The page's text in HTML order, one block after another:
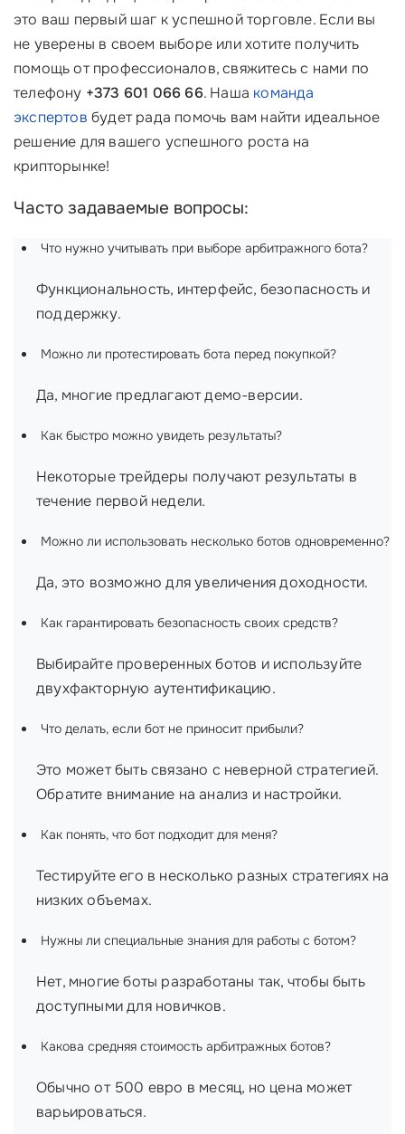
это ваш первый шаг к успешной торговле. Если вы
не уверены в своем выборе или хотите получить
помощь от профессионалов, свяжитесь с нами по
телефону +373 601 066 66. Наша команда
экспертов будет рада помочь вам найти идеальное
решение для вашего успешного роста на
крипторынке!
Часто задаваемые вопросы:
Что нужно учитывать при выборе арбитражного бота?
Функциональность, интерфейс, безопасность и
поддержку.
Можно ли протестировать бота перед покупкой?
Да, многие предлагают демо-версии.
Как быстро можно увидеть результаты?
Некоторые трейдеры получают результаты в
течение первой недели.
Можно ли использовать несколько ботов одновременно?
Да, это возможно для увеличения доходности.
Как гарантировать безопасность своих средств?
Выбирайте проверенных ботов и используйте
двухфакторную аутентификацию.
Что делать, если бот не приносит прибыли?
Это может быть связано с неверной стратегией.
Обратите внимание на анализ и настройки.
Как понять, что бот подходит для меня?
Тестируйте его в несколько разных стратегиях на
низких объемах.
Нужны ли специальные знания для работы с ботом?
Нет, многие боты разработаны так, чтобы быть
доступными для новичков.
Какова средняя стоимость арбитражных ботов?
Обычно от 500 евро в месяц, но цена может
варьироваться.